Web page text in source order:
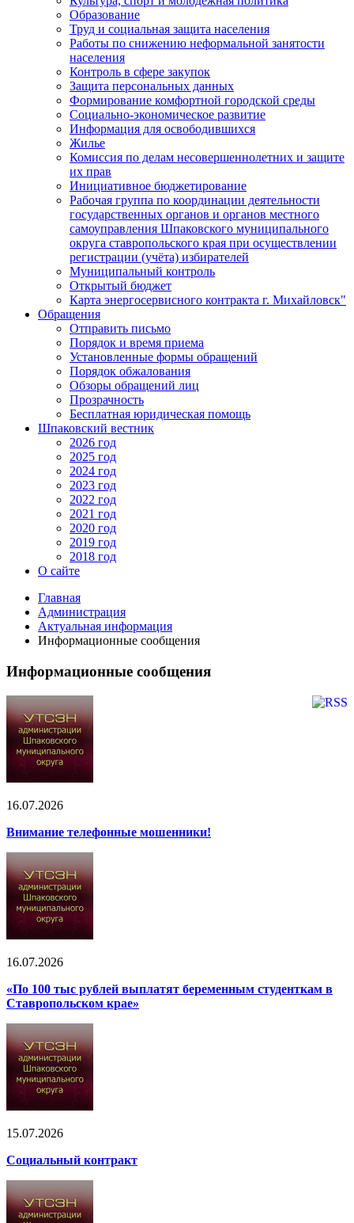
Образование
Труд и социальная защита населения
Работы по снижению неформальной занятости
населения
Контроль в сфере закупок
Защита персональных данных
Формирование комфортной городской среды
Социально-экономическое развитие
Информация для освободившихся
Жилье
Комиссия по делам несовершеннолетних и защите
их прав
Инициативное бюджетирование
Рабочая группа по координации деятельности
государственных органов и органов местного
самоуправления Шпаковского муниципального
округа ставропольского края при осуществлении
регистрации (учёта) избирателей
Муниципальный контроль
Открытый бюджет
Карта энергосервисного контракта г. Михайловск"
Обращения
Отправить письмо
Порядок и время приема
Установленные формы обращений
Порядок обжалования
Обзоры обращений лиц
Прозрачность
Бесплатная юридическая помощь
Шпаковский вестник
2026 год
2025 год
2024 год
2023 год
2022 год
2021 год
2020 год
2019 год
2018 год
О сайте
Главная
Администрация
Актуальная информация
Информационные сообщения
Информационные сообщения
16.07.2026
Внимание телефонные мошенники!
16.07.2026
«По 100 тыс рублей выплатят беременным студенткам в
Ставропольском крае»
15.07.2026
Социальный контракт